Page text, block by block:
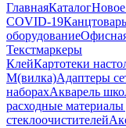
ГлавнаяКаталог
COVID-19
оборудование
Текстмаркеры
КлейКартотеки
M(вилка)Адаптеры
наборахАкварель
расходные
стеклоочистителей